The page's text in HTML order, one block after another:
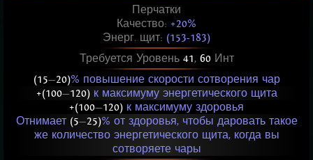
Перчатки
Качество: +20%
Энерг. щит: (153-183)
Требуется Уровень 41, 60Инт
(15—20)% повышение скорости сотворения чар
+(100—120)к максимуму энергетического щита
+(100—120) к максимуму здоровья
Отнимает (5—25)% от здоровья, чтобы даровать такое
же количество энергетического щита, когда вы
сотворяете чары